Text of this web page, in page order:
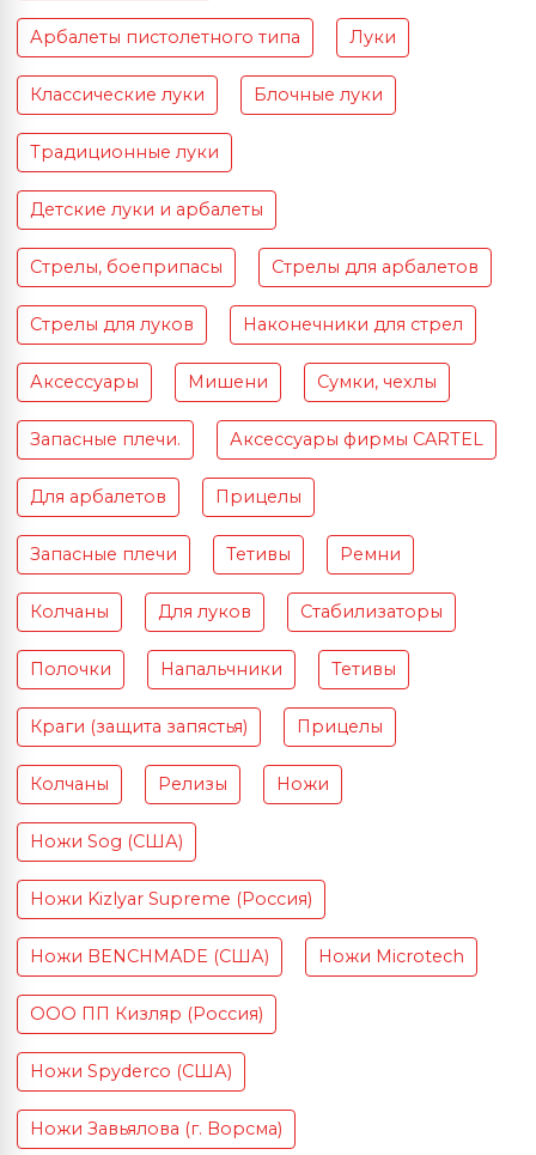
Арбалеты пистолетного типа Луки
Классические луки Блочные луки
Традиционные луки
Детские луки и арбалеты
Стрелы, боеприпасы Стрелы для арбалетов
Стрелы для луков Наконечники для стрел
Аксессуары Мишени Сумки, чехлы
Запасные плечи. Аксессуары фирмы CARTEL
Для арбалетов Прицелы
Запасные плечи Тетивы Ремни
Колчаны Для луков Стабилизаторы
Полочки Напальчники Тетивы
Краги (защита запястья) Прицелы
Колчаны Релизы Ножи
Ножи Sog (США)
Ножи Kizlyar Supreme (Россия)
Ножи BENCHMADE (США) Ножи Microtech
ООО ПП Кизляр (Россия)
Ножи Spyderco (США)
Ножи Завьялова (г. Ворсма)